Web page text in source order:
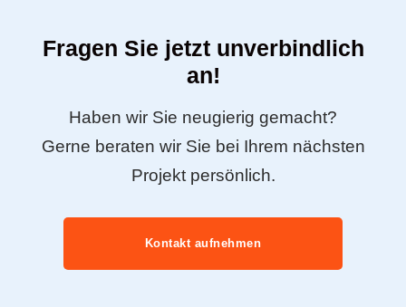
Fragen Sie jetzt unverbindlich
an!
Haben wir Sie neugierig gemacht?
Gerne beraten wir Sie bei Ihrem nächsten
Projekt persönlich.
Kontakt aufnehmen